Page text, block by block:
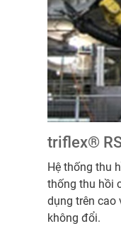
triflex®
Hệ thống thu
thống thu hồi
dụng trên cao
không đổi.